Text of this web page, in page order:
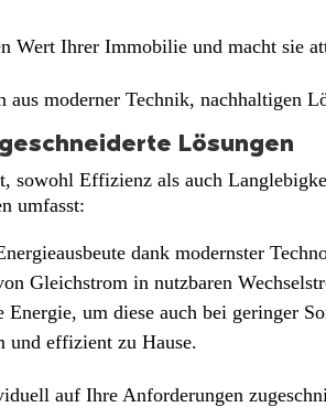
Wert Ihrer Immobilie und macht sie
moderner Technik, nachhaltigen
Lösungen
sowohl Effizienz als auch
umfasst:
dank modernster
Gleichstrom in nutzbaren
Energie, um diese auch bei geringer
und effizient zu Hause.
auf Ihre Anforderungen